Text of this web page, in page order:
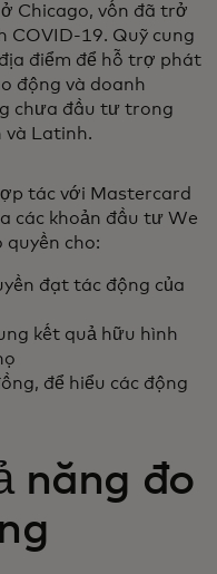
Chicago, vốn đã trở
COVID-19. Quỹ cung
điểm để hỗ trợ phát
động và doanh
chưa đầu tư trong
và Latinh.
tác với Mastercard
các khoản đầu tư We
quyền cho:
đạt tác động của
kết quả hữu hình
để hiểu các động
năng đo